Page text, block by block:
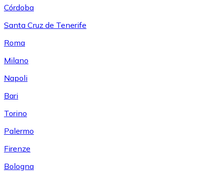
Córdoba
Santa Cruz de Tenerife
Roma
Milano
Napoli
Bari
Torino
Palermo
Firenze
Bologna